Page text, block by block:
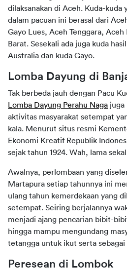
dilaksanakan di Aceh. Kuda-kuda
dalam pacuan ini berasal dari
Gayo Lues, Aceh Tenggara, Aceh
Barat. Sesekali ada juga kuda
Australia dan kuda Gayo.
Lomba Dayung di
Lomba Dayung Perahu Naga juga
aktivitas masyarakat setempat
kala. Menurut situs resmi
Ekonomi Kreatif Republik
sejak tahun 1924. Wah, lama
Awalnya, perlombaan yang
Martapura setiap tahunnya ini
ulang tahun kemerdekaan yang
setempat. Seiring berjalannya
menjadi ajang pencarian bibit-
hingga mampu mengundang
tetangga untuk ikut serta sebagai
Peresean di Lombok